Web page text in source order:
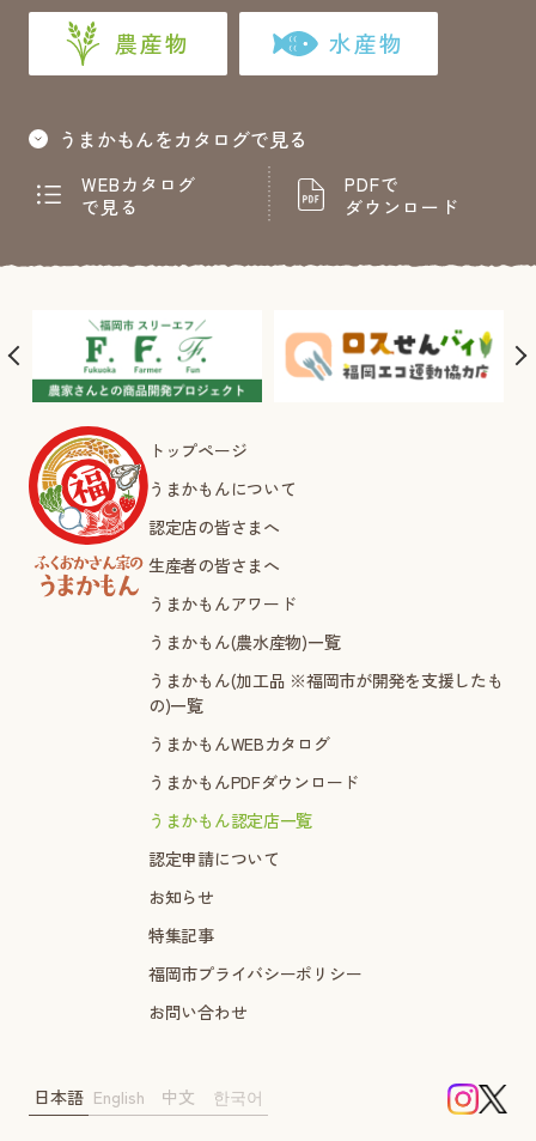
農産物 水産物
うまかもんをカタログで見る
WEBカタログ
で見る
PDFで
ダウンロード
トップページ
うまかもんについて
認定店の皆さまへ
生産者の皆さまへ
うまかもんアワード
うまかもん(農水産物)一覧
うまかもん(加工品 ※福岡市が開発を支援したも
の)一覧
うまかもんWEBカタログ
うまかもんPDFダウンロード
うまかもん認定店一覧
認定申請について
お知らせ
特集記事
福岡市プライバシーポリシー
お問い合わせ
日本語 English 中文 한국어